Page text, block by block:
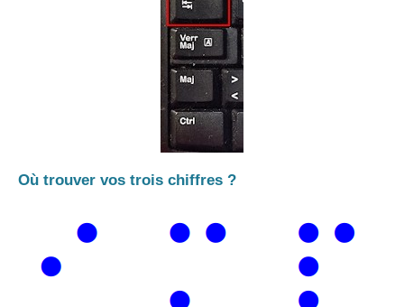
Où trouver vos trois chiffres ?